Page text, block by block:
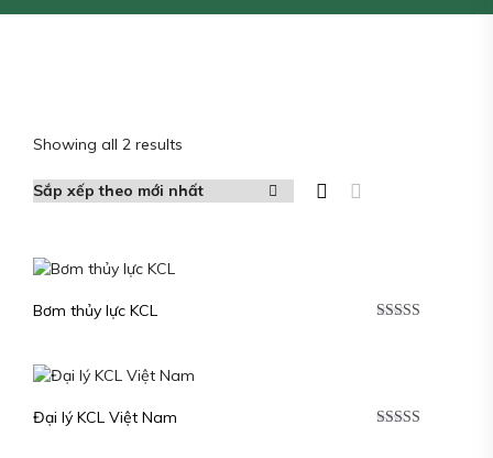
Showing all 2 results
Bơm thủy lực KCL
Đại lý KCL Việt Nam